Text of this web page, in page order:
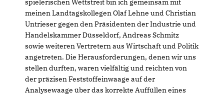
spielerischen Wettstreit bin ich gemeinsam mit
meinen Landtagskollegen Olaf Lehne und Christian
Untrieser gegen den Präsidenten der Industrie und
Handelskammer Düsseldorf, Andreas Schmitz
sowie weiteren Vertretern aus Wirtschaft und Politik
angetreten. Die Herausforderungen, denen wir uns
stellen durften, waren vielfältig und reichten von
der präzisen Feststoffeinwaage auf der
Analysewaage über das korrekte Auffüllen eines